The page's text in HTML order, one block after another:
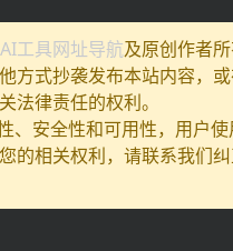
AI工具网址导航及原创作者所
方式抄袭发布本站内容，
法律责任的权利。
、安全性和可用性，用户
相关权利，请联系我们纠